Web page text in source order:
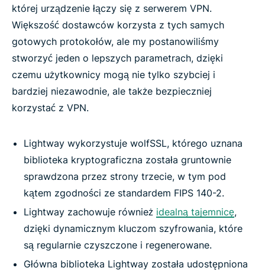
której urządzenie łączy się z serwerem VPN.
Większość dostawców korzysta z tych samych
gotowych protokołów, ale my postanowiliśmy
stworzyć jeden o lepszych parametrach, dzięki
czemu użytkownicy mogą nie tylko szybciej i
bardziej niezawodnie, ale także bezpieczniej
korzystać z VPN.
Lightway wykorzystuje wolfSSL, którego uznana
biblioteka kryptograficzna została gruntownie
sprawdzona przez strony trzecie, w tym pod
kątem zgodności ze standardem FIPS 140-2.
Lightway zachowuje również idealną tajemnicę,
dzięki dynamicznym kluczom szyfrowania, które
są regularnie czyszczone i regenerowane.
Główna biblioteka Lightway została udostępniona